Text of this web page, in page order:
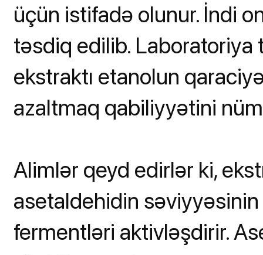
üçün istifadə olunur. İndi
təsdiq edilib.
ekstraktı etanolun
azaltmaq qabiliyyətini
Alimlər qeyd edirlər ki,
asetaldehidin
fermentləri aktivləşdirir.